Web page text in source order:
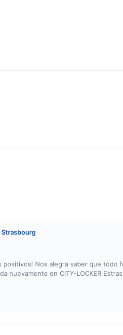
Strasbourg
positivos! Nos alegra saber que
nuevamente en CITY-LOCKER